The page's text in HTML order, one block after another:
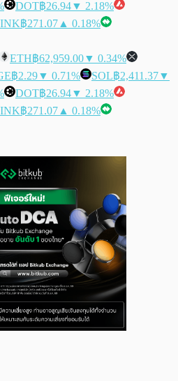
DOT฿26.94▼ 2.18%
฿271.07 ▲ 0.18%
ETH฿62,959.00▼ 0.34%
฿2.29▼ 0.71% SOL฿2,411.37▼
DOT฿26.94▼ 2.18%
฿271.07 ▲ 0.18%